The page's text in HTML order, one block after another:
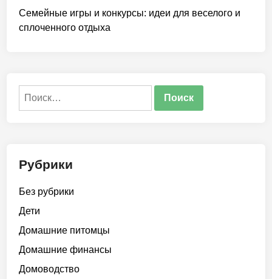
Семейные игры и конкурсы: идеи для веселого и
сплоченного отдыха
Найти:
Рубрики
Без рубрики
Дети
Домашние питомцы
Домашние финансы
Домоводство